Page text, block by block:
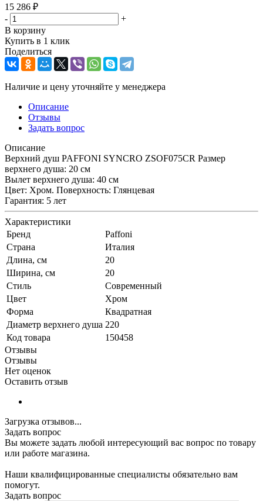
15 286 ₽
-
+
В корзину
Купить в 1 клик
Поделиться
Наличие и цену уточняйте у менеджера
Описание
Отзывы
Задать вопрос
Описание
Верхний душ PAFFONI SYNCRO ZSOF075CR Размер
верхнего душа: 20 см
Вылет верхнего душа: 40 см
Цвет: Хром. Поверхность: Глянцевая
Гарантия: 5 лет
Характеристики
Бренд
Paffoni
Страна
Италия
Длина, см
20
Ширина, см
20
Стиль
Современный
Цвет
Хром
Форма
Квадратная
Диаметр верхнего душа 220
Код товара
150458
Отзывы
Отзывы
Нет оценок
Оставить отзыв
Загрузка отзывов...
Задать вопрос
Вы можете задать любой интересующий вас вопрос по товару
или работе магазина.
Наши квалифицированные специалисты обязательно вам
помогут.
Задать вопрос